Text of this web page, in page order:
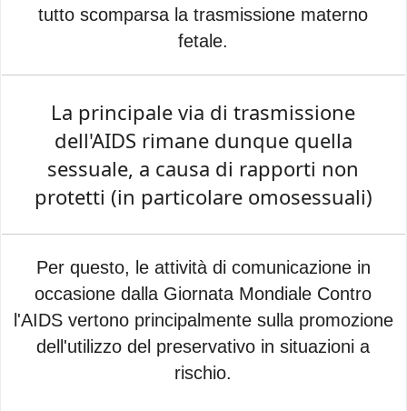
tutto scomparsa la trasmissione materno
fetale.
La principale via di trasmissione
dell'AIDS rimane dunque quella
sessuale, a causa di rapporti non
protetti (in particolare omosessuali)
Per questo, le attività di comunicazione in
occasione dalla Giornata Mondiale Contro
l'AIDS vertono principalmente sulla promozione
dell'utilizzo del preservativo in situazioni a
rischio.